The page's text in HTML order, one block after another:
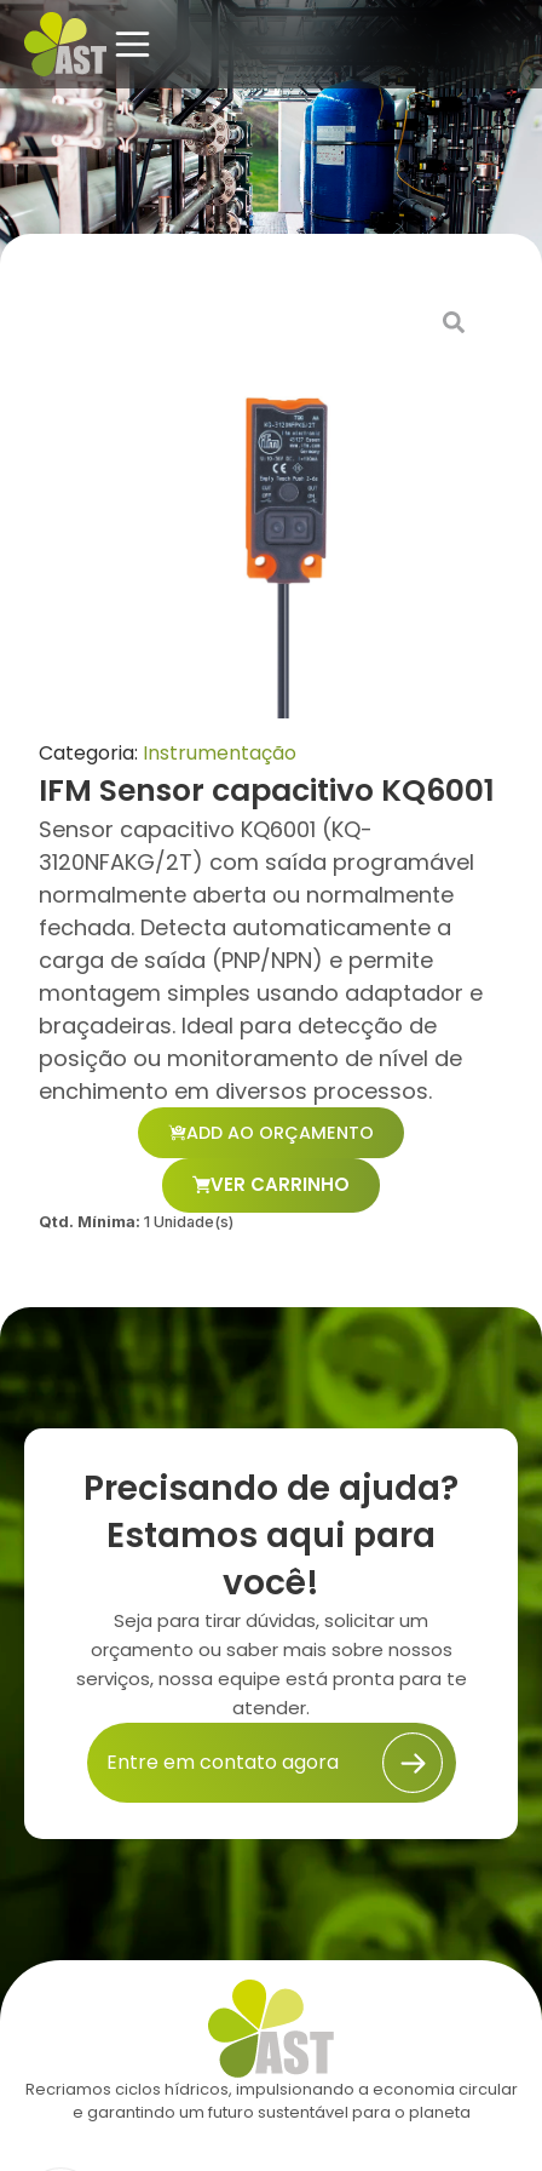
Categoria: Instrumentação
IFM Sensor capacitivo KQ6001
Sensor capacitivo KQ6001 (KQ-
3120NFAKG/2T) com saída programável
normalmente aberta ou normalmente
fechada. Detecta automaticamente a
carga de saída (PNP/NPN) e permite
montagem simples usando adaptador e
braçadeiras. Ideal para detecção de
posição ou monitoramento de nível de
enchimento em diversos processos.
ADD AO ORÇAMENTO
VER CARRINHO
Qtd. Mínima: 1 Unidade(s)
Precisando de ajuda?
Estamos aqui para
você!
Seja para tirar dúvidas, solicitar um
orçamento ou saber mais sobre nossos
serviços, nossa equipe está pronta para te
atender.
Entre em contato agora
Recriamos ciclos hídricos, impulsionando a economia circular
e garantindo um futuro sustentável para o planeta